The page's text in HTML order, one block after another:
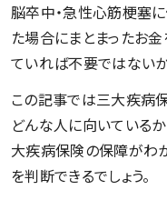
脳卒中・急性心筋梗塞
た場合にまとまったお
ていれば不要ではない
この記事では三大疾病
どんな人に向いている
大疾病保険の保障がわ
を判断できるでしょう。